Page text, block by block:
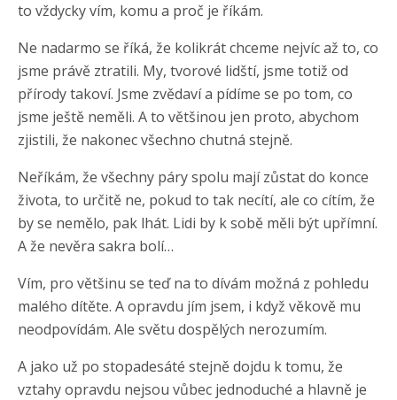
to vždycky vím, komu a proč je říkám.
Ne nadarmo se říká, že kolikrát chceme nejvíc až to, co
jsme právě ztratili. My, tvorové lidští, jsme totiž od
přírody takoví. Jsme zvědaví a pídíme se po tom, co
jsme ještě neměli. A to většinou jen proto, abychom
zjistili, že nakonec všechno chutná stejně.
Neříkám, že všechny páry spolu mají zůstat do konce
života, to určitě ne, pokud to tak necítí, ale co cítím, že
by se nemělo, pak lhát. Lidi by k sobě měli být upřímní.
A že nevěra sakra bolí…
Vím, pro většinu se teď na to dívám možná z pohledu
malého dítěte. A opravdu jím jsem, i když věkově mu
neodpovídám. Ale světu dospělých nerozumím.
A jako už po stopadesáté stejně dojdu k tomu, že
vztahy opravdu nejsou vůbec jednoduché a hlavně je